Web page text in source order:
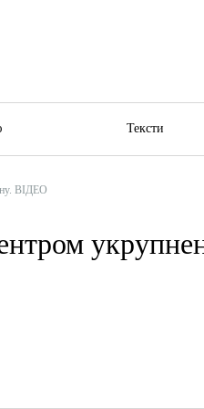
Тексти
ВІДЕО